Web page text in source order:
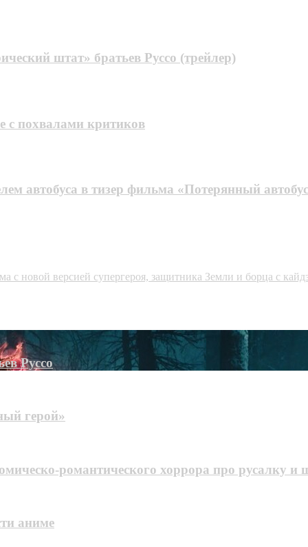
штат» братьев Руссо (трейлер)
с похвалами критиков
автобуса в тизер фильма «Потерянный
с новой версией супергероя, защитника Земли и борца с
Руссо
герой»
романтического хоррора про русалку и
аниме